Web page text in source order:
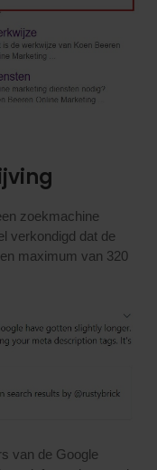
zoekmachine
verkondigd dat de
maximum van 320
van de Google